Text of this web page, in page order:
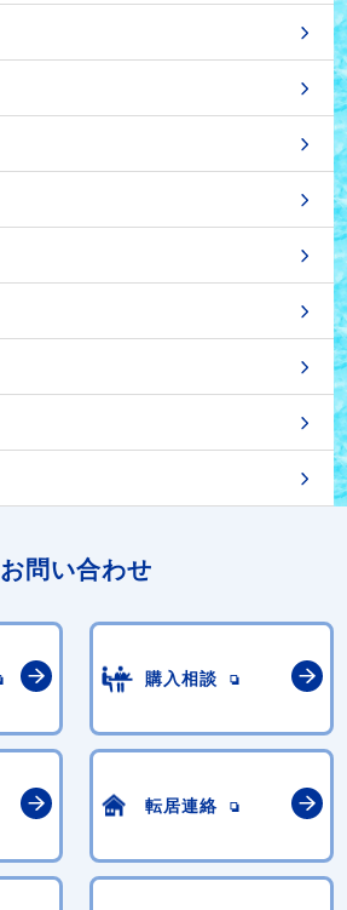
お問い合わせ
購入相談
転居連絡